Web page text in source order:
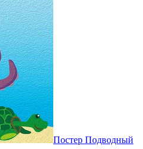
Постер Подводный